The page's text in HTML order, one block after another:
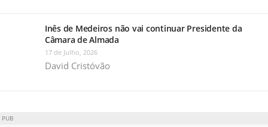
Inês de Medeiros não vai continuar Presidente da
Câmara de Almada
17 de Julho, 2026
David Cristóvão
PUB